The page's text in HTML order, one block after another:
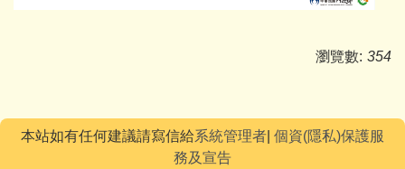
瀏覽數: 354
本站如有任何建議請寫信給系統管理者 個資(隱私)保護服
務及宣告